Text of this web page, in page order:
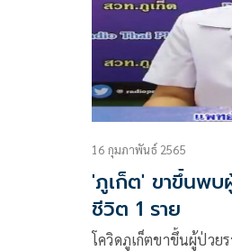
16 กุมภาพันธ์ 2565
'ภูเก็ต' ขาขึ้นพบ
ชีวิต 1 ราย
โควิดภูเก็ตขาขึ้นผู้ป่วย